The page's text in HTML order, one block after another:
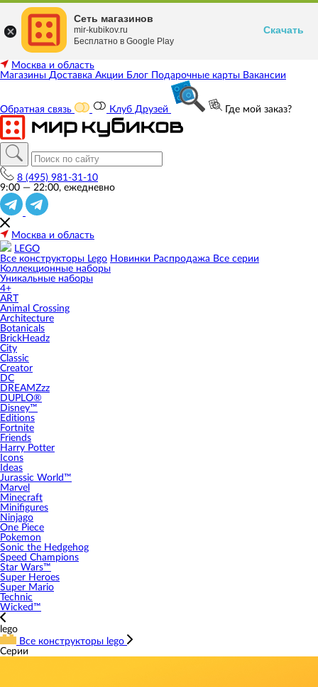
Москва и область
Магазины Доставка Акции Блог Подарочные карты Вакансии
Обратная связь Клуб Друзей Где мой заказ?
8 (495) 981-31-10
9:00 — 22:00, ежедневно
Москва и область
LEGO
Все конструкторы Lego Новинки Распродажа Все серии
Коллекционные наборы
Уникальные наборы
4+
ART
Animal Crossing
Architecture
Botanicals
BrickHeadz
City
Classic
Creator
DC
DREAMZzz
DUPLO®
Disney™
Editions
Fortnite
Friends
Harry Potter
Icons
Ideas
Jurassic World™
Marvel
Minecraft
Minifigures
Ninjago
One Piece
Pokemon
Sonic the Hedgehog
Speed Champions
Star Wars™
Super Heroes
Super Mario
Technic
Wicked™
lego
Все конструкторы lego
Серии
Сеть магазинов
mir-kubikov.ru
Бесплатно в Google Play
Скачать